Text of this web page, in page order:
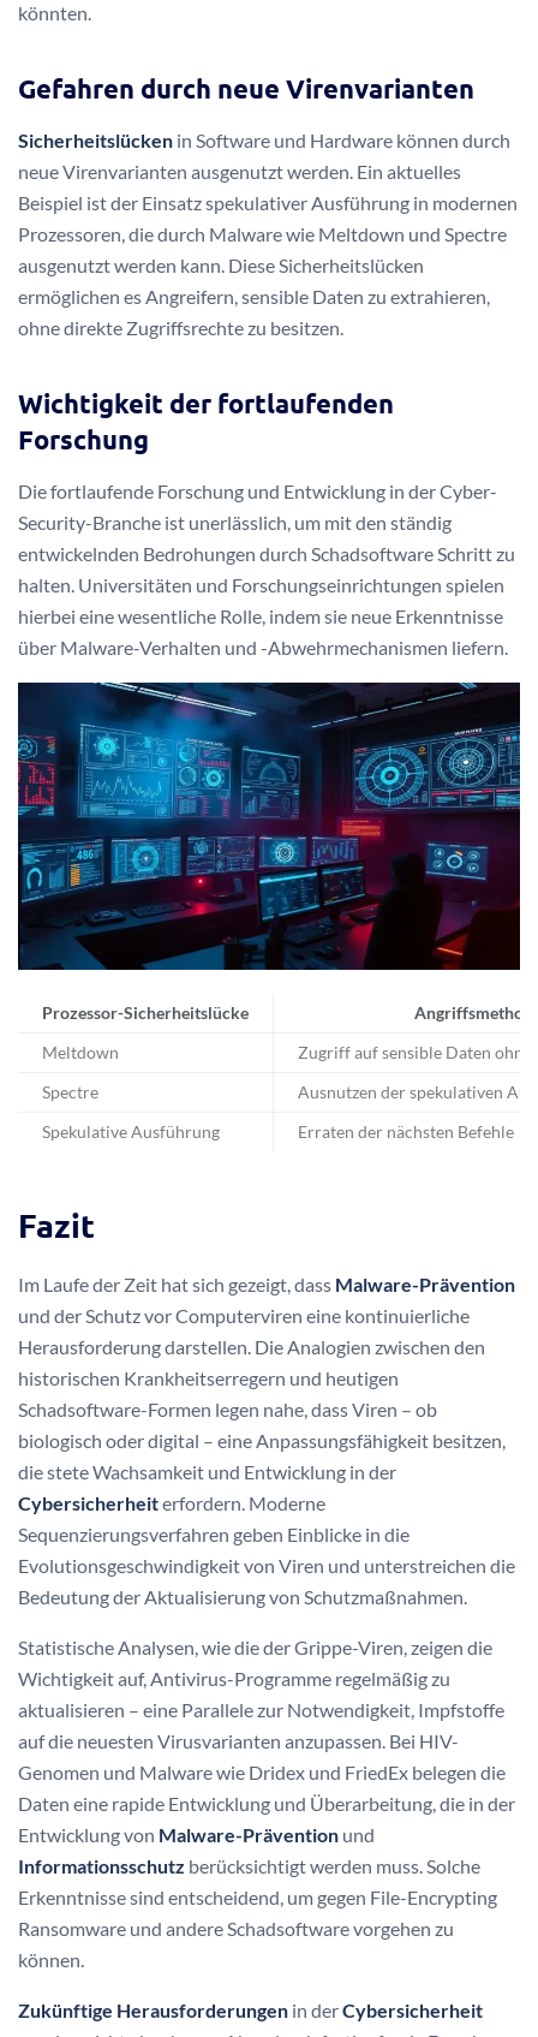
könnten.
Gefahren durch neue Virenvarianten
Sicherheitslücken in Software und Hardware können durch
neue Virenvarianten ausgenutzt werden. Ein aktuelles
Beispiel ist der Einsatz spekulativer Ausführung in modernen
Prozessoren, die durch Malware wie Meltdown und Spectre
ausgenutzt werden kann. Diese Sicherheitslücken
ermöglichen es Angreifern, sensible Daten zu extrahieren,
ohne direkte Zugriffsrechte zu besitzen.
Wichtigkeit der fortlaufenden
Forschung
Die fortlaufende Forschung und Entwicklung in der Cyber-
Security-Branche ist unerlässlich, um mit den ständig
entwickelnden Bedrohungen durch Schadsoftware Schritt zu
halten. Universitäten und Forschungseinrichtungen spielen
hierbei eine wesentliche Rolle, indem sie neue Erkenntnisse
über Malware-Verhalten und -Abwehrmechanismen liefern.
Prozessor-Sicherheitslücke
Meltdown Zugriff auf sensible Daten
Spectre Ausnutzen der spekulativen
Spekulative Ausführung Erraten der nächsten Befehle
Fazit
Im Laufe der Zeit hat sich gezeigt, dass Malware-Prävention
und der Schutz vor Computerviren eine kontinuierliche
Herausforderung darstellen. Die Analogien zwischen den
historischen Krankheitserregern und heutigen
Schadsoftware-Formen legen nahe, dass Viren – ob
biologisch oder digital – eine Anpassungsfähigkeit besitzen,
die stete Wachsamkeit und Entwicklung in der
Cybersicherheiterfordern. Moderne
Sequenzierungsverfahren geben Einblicke in die
Evolutionsgeschwindigkeit von Viren und unterstreichen die
Bedeutung der Aktualisierung von Schutzmaßnahmen.
Statistische Analysen, wie die der Grippe-Viren, zeigen die
Wichtigkeit auf, Antivirus-Programme regelmäßig zu
aktualisieren – eine Parallele zur Notwendigkeit, Impfstoffe
auf die neuesten Virusvarianten anzupassen. Bei HIV-
Genomen und Malware wie Dridex und FriedEx belegen die
Daten eine rapide Entwicklung und Überarbeitung, die in der
Entwicklung von Malware-Prävention und
Informationsschutz berücksichtigt werden muss. Solche
Erkenntnisse sind entscheidend, um gegen File-Encrypting
Ransomware und andere Schadsoftware vorgehen zu
können.
Zukünftige Herausforderungen in derCybersicherheit